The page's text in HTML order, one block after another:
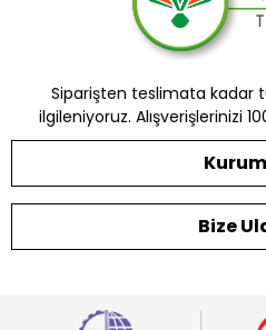
Siparişten teslimata kadar
ilgileniyoruz. Alışverişlerinizi
Bize